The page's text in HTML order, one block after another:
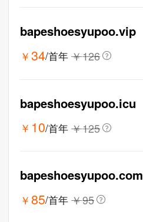
bapeshoesyupoo.vip
￥ 34/首年 ￥126
bapeshoesyupoo.icu
￥ 10/首年 ￥125
bapeshoesyupoo.com
￥ 85/首年 ￥95